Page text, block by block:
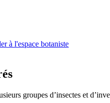
à l'espace botaniste
groupes d’insectes et